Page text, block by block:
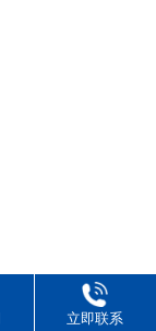
立即联系